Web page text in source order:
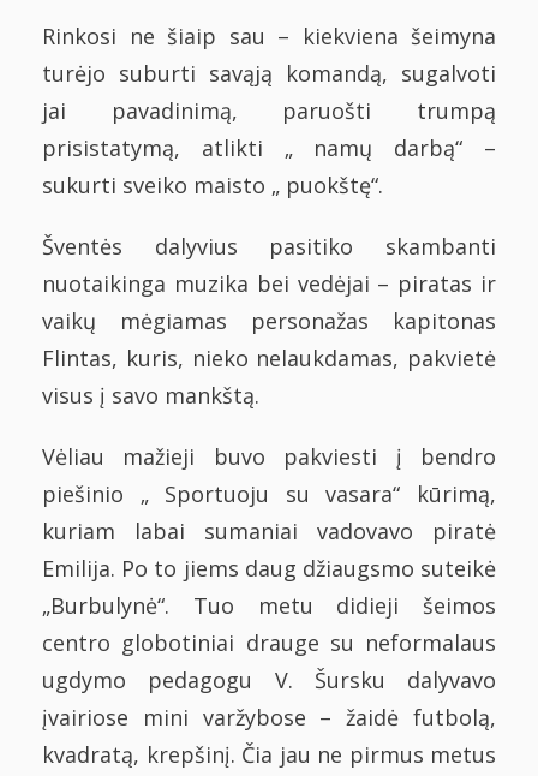
Rinkosi ne šiaip sau – kiekviena šeimyna
turėjo suburti savąją komandą, sugalvoti
jai pavadinimą, paruošti trumpą
prisistatymą, atlikti „ namų darbą“ –
sukurti sveiko maisto „ puokštę“.
Šventės dalyvius pasitiko skambanti
nuotaikinga muzika bei vedėjai – piratas ir
vaikų mėgiamas personažas kapitonas
Flintas, kuris, nieko nelaukdamas, pakvietė
visus į savo mankštą.
Vėliau mažieji buvo pakviesti į bendro
piešinio „ Sportuoju su vasara“ kūrimą,
kuriam labai sumaniai vadovavo piratė
Emilija. Po to jiems daug džiaugsmo suteikė
„Burbulynė“. Tuo metu didieji šeimos
centro globotiniai drauge su neformalaus
ugdymo pedagogu V. Šursku dalyvavo
įvairiose mini varžybose – žaidė futbolą,
kvadratą, krepšinį. Čia jau ne pirmus metus